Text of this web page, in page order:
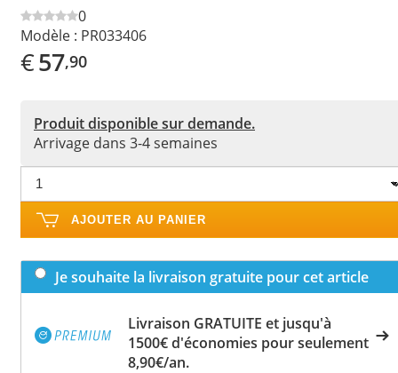
0
Modèle : PR033406
€57,90
Produit disponible sur demande.
Arrivage dans 3-4 semaines
AJOUTER AU PANIER
Je souhaite la livraison gratuite pour cet article
Livraison GRATUITE et jusqu'à
1500€ d'économies pour seulement
8,90€/an.